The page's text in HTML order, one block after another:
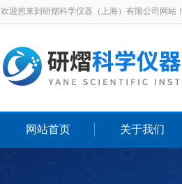
欢迎您来到研熠科学仪器（上海）有限公司网站！
网站首页 关于我们